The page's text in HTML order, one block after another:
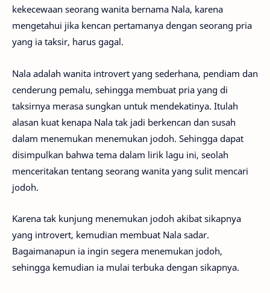
kekecewaan seorang wanita bernama Nala, karena
mengetahui jika kencan pertamanya dengan seorang pria
yang ia taksir, harus gagal.
Nala adalah wanita introvert yang sederhana, pendiam dan
cenderung pemalu, sehingga membuat pria yang di
taksirnya merasa sungkan untuk mendekatinya. Itulah
alasan kuat kenapa Nala tak jadi berkencan dan susah
dalam menemukan menemukan jodoh. Sehingga dapat
disimpulkan bahwa tema dalam lirik lagu ini, seolah
menceritakan tentang seorang wanita yang sulit mencari
jodoh.
Karena tak kunjung menemukan jodoh akibat sikapnya
yang introvert, kemudian membuat Nala sadar.
Bagaimanapun ia ingin segera menemukan jodoh,
sehingga kemudian ia mulai terbuka dengan sikapnya.